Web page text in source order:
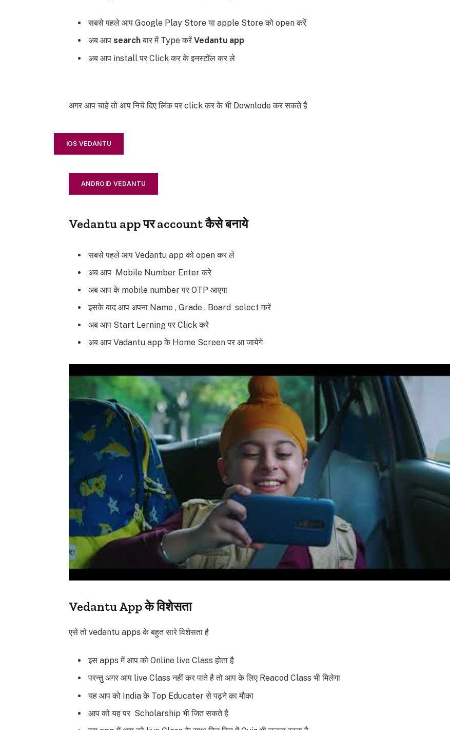
सबसे पहले आप Google Play Store या apple Store को open करें
अब आपsearchबार में Type करेंVedantu app
अब आप install पर Click कर के इनस्टॉल कर ले
अगर आप चाहे तो आप निचे दिए लिंक पर click कर के भी Downlode कर सकते है
IOS VEDANTU
ANDROID VEDANTU
Vedantu app पर account कैसे बनाये
सबसे पहले आप Vedantu app को open कर ले
अब आप Mobile Number Enter करे
अब आप के mobile number पर OTP आएगा
इसके बाद आप अपना Name , Grade , Board select करें
अब आप Start Lerning पर Click करे
अब आप Vadantu app के Home Screen पर आ जायेगे
Vedantu App के विशेसता
एसे तो vedantu apps के बहुत सारे विशेसता है
इस apps में आप को Online live Class होता है
परन्तु अगर आप live Class नहीं कर पाते है तो आप के लिए Reacod Class भी मिलेगा
यह आप को India के Top Educater से पढ़ने का मौका
आप को यह पर Scholarship भी जित सकते है